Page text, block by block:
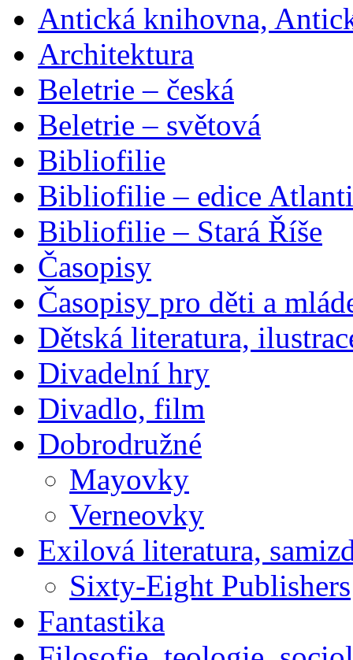
Antická knihovna,
Architektura
Beletrie – česká
Beletrie – světová
Bibliofilie
Bibliofilie – edice
Bibliofilie – Stará Říše
Časopisy
Časopisy pro děti a
Dětská literatura,
Divadelní hry
Divadlo, film
Dobrodružné
Mayovky
Verneovky
Exilová literatura,
Sixty-Eight Publishers
Fantastika